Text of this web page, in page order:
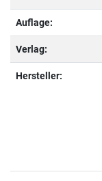
Auflage:
Verlag:
Hersteller: